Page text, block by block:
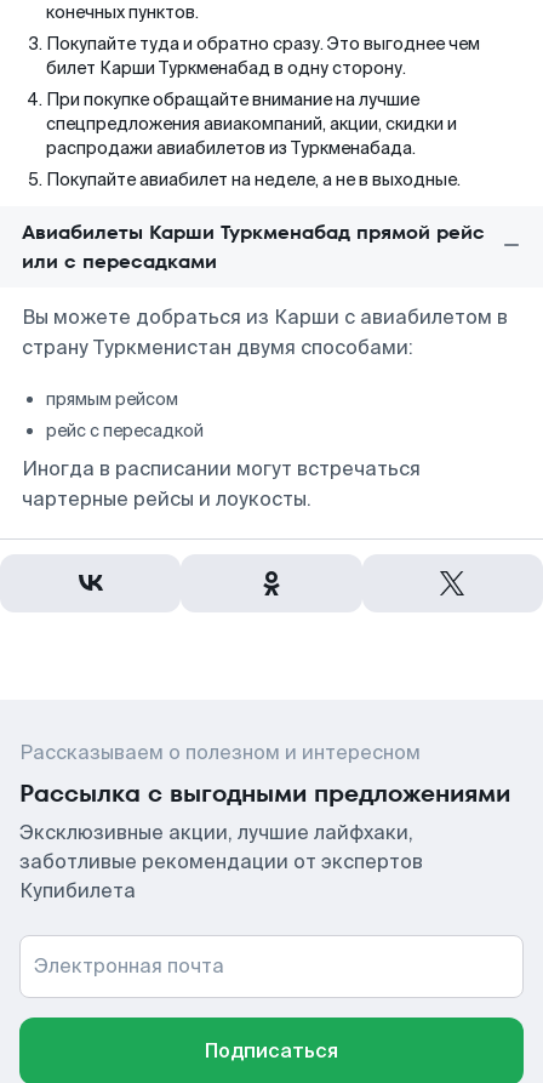
конечных пунктов.
Покупайте туда и обратно сразу. Это выгоднее чем
билет Карши Туркменабад в одну сторону.
При покупке обращайте внимание на лучшие
спецпредложения авиакомпаний, акции, скидки и
распродажи авиабилетов из Туркменабада.
Покупайте авиабилет на неделе, а не в выходные.
Авиабилеты Карши Туркменабад прямой рейс
или с пересадками
Вы можете добраться из Карши с авиабилетом в
страну Туркменистан двумя способами:
прямым рейсом
рейс с пересадкой
Иногда в расписании могут встречаться
чартерные рейсы и лоукосты.
Рассказываем о полезном и интересном
Рассылка с выгодными предложениями
Эксклюзивные акции, лучшие лайфхаки,
заботливые рекомендации от экспертов
Купибилета
Электронная почта
Подписаться